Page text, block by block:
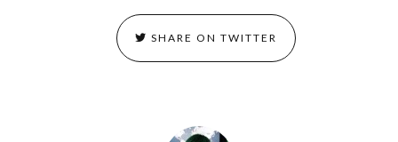
SHARE ON TWITTER